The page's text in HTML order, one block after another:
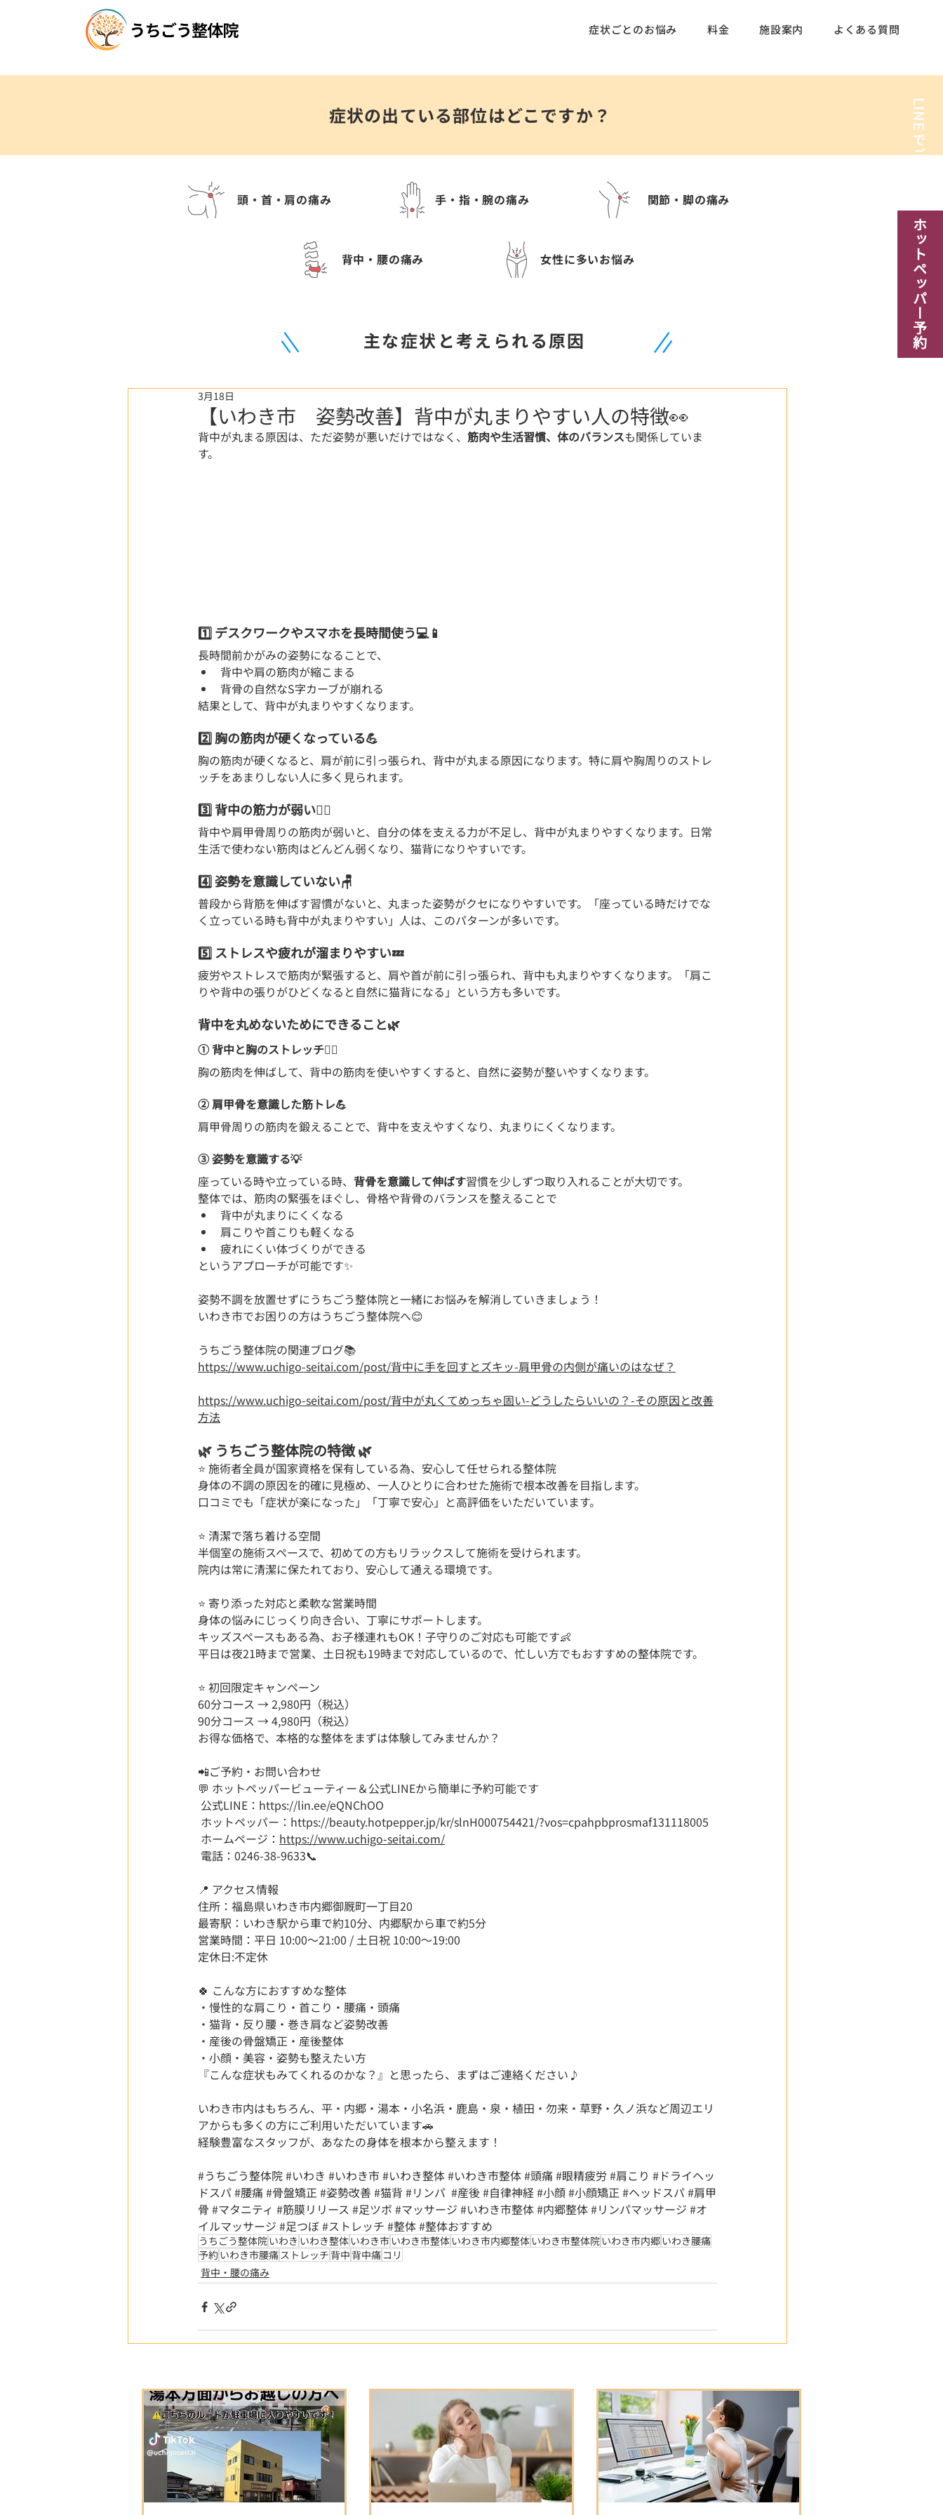
LINE
でご予約
​ホットペッパー予約
症状ごとのお悩み 料金 施設案内 よくある質問
症状の出ている部位はどこですか？
頭・首・肩の痛み 手・指・腕の痛み 関節・脚の痛み
背中・腰の痛み 女性に多いお悩み
主な症状と考えられる原因
【いわき市 姿勢改善】背中が丸まりやすい人の特徴👀
3月18日
背中が丸まる原因は、ただ姿勢が悪いだけではなく、 筋肉や生活習慣、体のバランスも関係していま
す。
1️⃣ デスクワークやスマホを長時間使う💻📱
長時間前かがみの姿勢になることで、
背中や肩の筋肉が縮こまる
背骨の自然なS字カーブが崩れる
結果として、背中が丸まりやすくなります。
2️⃣ 胸の筋肉が硬くなっている💪
胸の筋肉が硬くなると、肩が前に引っ張られ、背中が丸まる原因になります。特に肩や胸周りのストレ
ッチをあまりしない人に多く見られます。
3️⃣ 背中の筋力が弱い🏋️‍♀️
背中や肩甲骨周りの筋肉が弱いと、自分の体を支える力が不足し、背中が丸まりやすくなります。日常
生活で使わない筋肉はどんどん弱くなり、猫背になりやすいです。
4️⃣ 姿勢を意識していない🪑
普段から背筋を伸ばす習慣がないと、丸まった姿勢がクセになりやすいです。「座っている時だけでな
く立っている時も背中が丸まりやすい」人は、このパターンが多いです。
5️⃣ ストレスや疲れが溜まりやすい💤
疲労やストレスで筋肉が緊張すると、肩や首が前に引っ張られ、背中も丸まりやすくなります。「肩こ
りや背中の張りがひどくなると自然に猫背になる」という方も多いです。
背中を丸めないためにできること🌿
① 背中と胸のストレッチ🧘‍♂️
胸の筋肉を伸ばして、背中の筋肉を使いやすくすると、自然に姿勢が整いやすくなります。
② 肩甲骨を意識した筋トレ💪
肩甲骨周りの筋肉を鍛えることで、背中を支えやすくなり、丸まりにくくなります。
③ 姿勢を意識する💡
座っている時や立っている時、 背骨を意識して伸ばす習慣を少しずつ取り入れることが大切です。
整体では、筋肉の緊張をほぐし、骨格や背骨のバランスを整えることで
背中が丸まりにくくなる
肩こりや首こりも軽くなる
疲れにくい体づくりができる
というアプローチが可能です✨
姿勢不調を放置せずにうちごう整体院と一緒にお悩みを解消していきましょう！
いわき市でお困りの方はうちごう整体院へ😊
うちごう整体院の関連ブログ📚
https://www.uchigo-seitai.com/post/背中に手を回すとズキッ-肩甲骨の内側が痛いのはなぜ？
https://www.uchigo-seitai.com/post/背中が丸くてめっちゃ固い-どうしたらいいの？-その原因と改善
方法
🌿 うちごう整体院の特徴 🌿
⭐ 施術者全員が国家資格を保有している為、安心して任せられる整体院
身体の不調の原因を的確に見極め、一人ひとりに合わせた施術で根本改善を目指します。
口コミでも「症状が楽になった」「丁寧で安心」と高評価をいただいています。
⭐ 清潔で落ち着ける空間
半個室の施術スペースで、初めての方もリラックスして施術を受けられます。
院内は常に清潔に保たれており、安心して通える環境です。
⭐ 寄り添った対応と柔軟な営業時間
身体の悩みにじっくり向き合い、丁寧にサポートします。
キッズスペースもある為、お子様連れもOK！子守りのご対応も可能です👶
平日は夜21時まで営業、土日祝も19時まで対応しているので、忙しい方でもおすすめの整体院です。
⭐ 初回限定キャンペーン
60分コース → 2,980円（税込）
90分コース → 4,980円（税込）
お得な価格で、本格的な整体をまずは体験してみませんか？
📲ご予約・お問い合わせ
💬 ホットペッパービューティー＆公式LINEから簡単に予約可能です
公式LINE： https://lin.ee/eQNChOO
ホットペッパー： https://beauty.hotpepper.jp/kr/slnH000754421/?vos=cpahpbprosmaf131118005
ホームページ： https://www.uchigo-seitai.com/
電話：0246-38-9633📞
📍 アクセス情報
住所：福島県いわき市内郷御厩町一丁目20
最寄駅：いわき駅から車で約10分、内郷駅から車で約5分
営業時間：平日 10:00～21:00 / 土日祝 10:00～19:00
定休日:不定休
🍀 こんな方におすすめな整体
・慢性的な肩こり・首こり・腰痛・頭痛
・猫背・反り腰・巻き肩など姿勢改善
・産後の骨盤矯正・産後整体
・小顔・美容・姿勢も整えたい方
『こんな症状もみてくれるのかな？』と思ったら、まずはご連絡ください♪
いわき市内はもちろん、平・内郷・湯本・小名浜・鹿島・泉・植田・勿来・草野・久ノ浜など周辺エリ
アからも多くの方にご利用いただいています🚗
経験豊富なスタッフが、あなたの身体を根本から整えます！
#うちごう整体院#いわき #いわき市#いわき整体#いわき市整体#頭痛#眼精疲労 #肩こり #ドライヘッ
ドスパ#腰痛#骨盤矯正#姿勢改善#猫背 #リンパ #産後#自律神経#小顔#小顔矯正#ヘッドスパ#肩甲
骨 #マタニティ #筋膜リリース #足ツボ #マッサージ #いわき市整体#内郷整体#リンパマッサージ #オ
イルマッサージ #足つぼ#ストレッチ #整体#整体おすすめ
うちごう整体院いわき いわき整体いわき市いわき市整体いわき市内郷整体いわき市整体院いわき市内郷いわき腰痛
予約いわき市腰痛ストレッチ背中背中痛 コリ
背中・腰の痛み